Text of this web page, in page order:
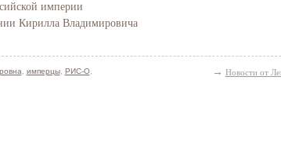
империи
Кирилла Владимировича
имперцы, РИС-О,
→ Новости от